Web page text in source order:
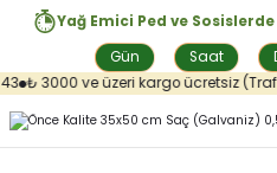
Yağ Emici Ped ve
Gün
Saat
₺ 3000 ve üzeri kargo ücretsiz (Trafik